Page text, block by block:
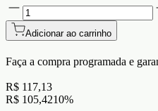
Adicionar ao carrinho
Faça a compra programada e
R$ 117,13
R$ 105,4210%